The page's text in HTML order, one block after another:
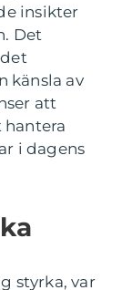
insikter
Det
känsla av
att
hantera
i dagens
styrka, var